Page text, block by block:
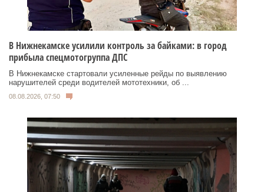
В Нижнекамске усилили контроль за байками: в город
прибыла спецмотогруппа ДПС
В Нижнекамске стартовали усиленные рейды по выявлению
нарушителей среди водителей мототехники, об ...
08.08.2026, 07:50